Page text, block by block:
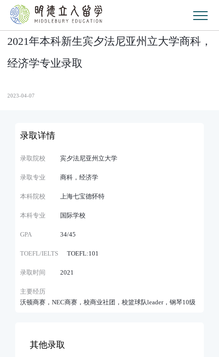
2021年本科新生宾夕法尼亚州立大学商科，
经济学专业录取
2023-04-07
录取详情
录取院校 宾夕法尼亚州立大学
录取专业 商科，经济学
本科院校 上海七宝德怀特
本科专业 国际学校
GPA 34/45
TOEFL/IELTS TOEFL:101
录取时间 2021
主要经历
沃顿商赛，NEC商赛，校商业社团，校篮球队leader，钢琴10级
其他录取